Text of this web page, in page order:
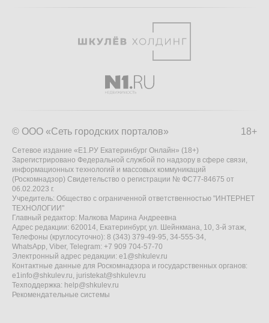
18+
© ООО «Сеть городских порталов»
Сетевое издание «Е1.РУ Екатеринбург Онлайн» (18+)
Зарегистрировано Федеральной службой по надзору в сфере связи,
информационных технологий и массовых коммуникаций
(Роскомнадзор) Свидетельство о регистрации № ФС77-84675 от
06.02.2023 г.
Учредитель: Общество с ограниченной ответственностью "ИНТЕРНЕТ
ТЕХНОЛОГИИ"
Главный редактор: Малкова Марина Андреевна
Адрес редакции: 620014, Екатеринбург, ул. Шейнкмана, 10, 3-й этаж,
Телефоны (круглосуточно): 8 (343) 379-49-95, 34-555-34,
WhatsApp, Viber, Telegram: +7 909 704-57-70
Электронный адрес редакции: e1@shkulev.ru
Контактные данные для Роскомнадзора и государственных органов:
e1info@shkulev.ru, juristekat@shkulev.ru
Техподдержка: help@shkulev.ru
Рекомендательные системы